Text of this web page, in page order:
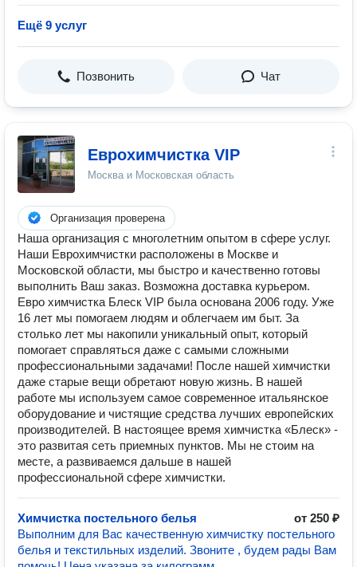
Ещё 9 услуг
Позвонить Чат
Еврохимчистка VIP
Москва и Московская область
Организация проверена
Наша организация с многолетним опытом в сфере услуг.
Наши Еврохимчистки расположены в Москве и
Московской области, мы быстро и качественно готовы
выполнить Ваш заказ. Возможна доставка курьером.
Евро химчистка Блеск VIP была основана 2006 году. Уже
16 лет мы помогаем людям и облегчаем им быт. За
столько лет мы накопили уникальный опыт, который
помогает справляться даже с самыми сложными
профессиональными задачами! После нашей химчистки
даже старые вещи обретают новую жизнь. В нашей
работе мы используем самое современное итальянское
оборудование и чистящие средства лучших европейских
производителей. В настоящее время химчистка «Блеск» -
это развитая сеть приемных пунктов. Мы не стоим на
месте, а развиваемся дальше в нашей
профессиональной сфере химчистки.
Химчистка постельного белья
от 250 ₽
Выполним для Вас качественную химчистку постельного
белья и текстильных изделий. Звоните , будем рады Вам